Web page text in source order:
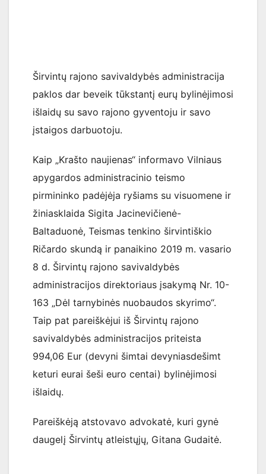
Širvintų rajono savivaldybės administracija
paklos dar beveik tūkstantį eurų bylinėjimosi
išlaidų su savo rajono gyventoju ir savo
įstaigos darbuotoju.
Kaip „Krašto naujienas“ informavo Vilniaus
apygardos administracinio teismo
pirmininko padėjėja ryšiams su visuomene ir
žiniasklaida Sigita Jacinevičienė-
Baltaduonė, Teismas tenkino širvintiškio
Ričardo skundą ir panaikino 2019 m. vasario
8 d. Širvintų rajono savivaldybės
administracijos direktoriaus įsakymą Nr. 10-
163 „Dėl tarnybinės nuobaudos skyrimo“.
Taip pat pareiškėjui iš Širvintų rajono
savivaldybės administracijos priteista
994,06 Eur (devyni šimtai devyniasdešimt
keturi eurai šeši euro centai) bylinėjimosi
išlaidų.
Pareiškėją atstovavo advokatė, kuri gynė
daugelį Širvintų atleistųjų, Gitana Gudaitė.